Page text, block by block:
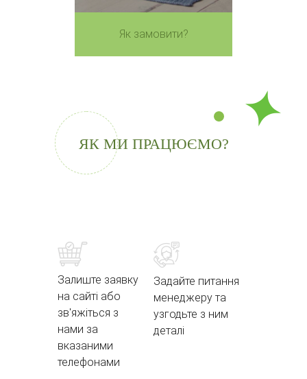
Як замовити?
ЯК МИ ПРАЦЮЄМО?
Залиште заявку
на сайті або
зв'яжіться з
нами за
вказаними
телефонами
Задайте питання
менеджеру та
узгодьте з ним
деталі